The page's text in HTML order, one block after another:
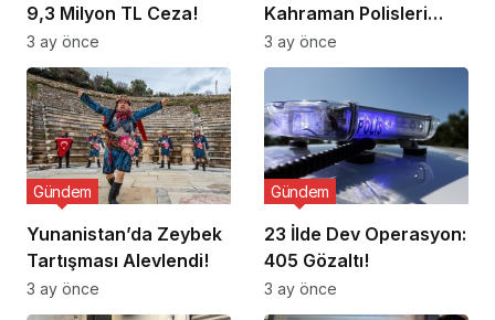
9,3 Milyon TL Ceza!
3 ay önce
Kahraman Polisleri
Ziyaret Etti
3 ay önce
Yunanistan’da Zeybek
Tartışması Alevlendi!
Gündem
3 ay önce
23 İlde Dev Operasyon:
405 Gözaltı!
Gündem
3 ay önce